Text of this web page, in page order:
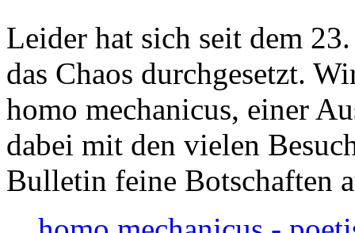
Leider hat sich seit dem
das Chaos durchgesetzt.
homo mechanicus, einer
dabei mit den vielen
Bulletin feine Botschaften